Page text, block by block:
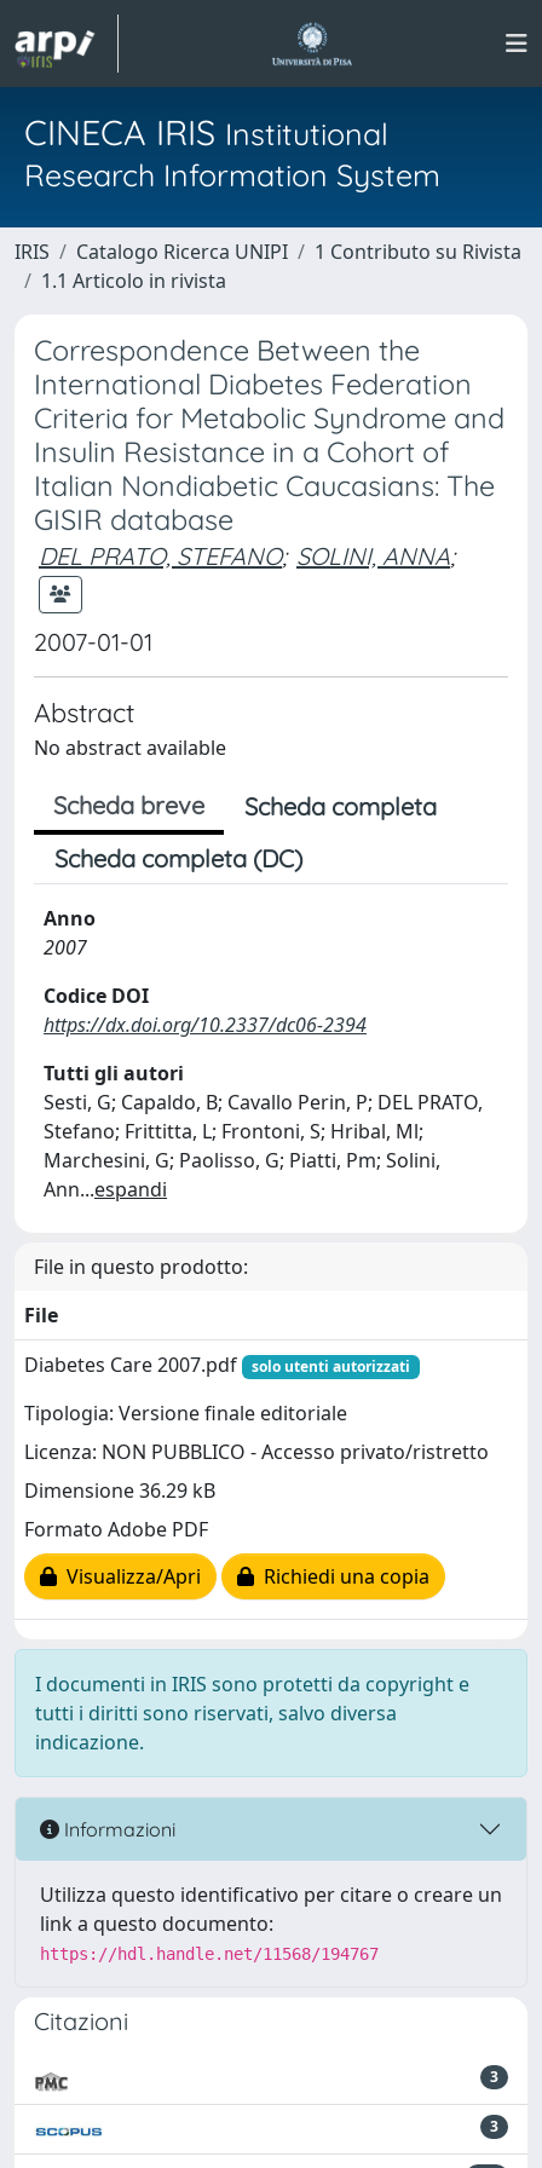
CINECA IRIS Institutional
Research Information System
IRIS Catalogo Ricerca UNIPI
1 Contributo su Rivista
1.1 Articolo in rivista
Correspondence Between the
International Diabetes Federation
Criteria for Metabolic Syndrome and
Insulin Resistance in a Cohort of
Italian Nondiabetic Caucasians: The
GISIR database
DEL PRATO, STEFANO; SOLINI, ANNA;
2007-01-01
Abstract
No abstract available
Scheda breve
Scheda completa
Scheda completa (DC)
Anno
2007
Codice DOI
https://dx.doi.org/10.2337/dc06-2394
Tutti gli autori
Sesti, G; Capaldo, B; Cavallo Perin, P; DEL PRATO,
Stefano; Frittitta, L; Frontoni, S; Hribal, Ml;
Marchesini, G; Paolisso, G; Piatti, Pm; Solini,
Ann...espandi
File in questo prodotto:
File
Diabetes Care 2007.pdf
solo utenti autorizzati
Tipologia: Versione finale editoriale
Licenza: NON PUBBLICO - Accesso privato/ristretto
Dimensione 36.29 kB
Formato Adobe PDF
Visualizza/Apri
Richiedi una copia
I documenti in IRIS sono protetti da copyright e
tutti i diritti sono riservati, salvo diversa
indicazione.
Informazioni
Utilizza questo identificativo per citare o creare un
link a questo documento:
https://hdl.handle.net/11568/194767
Citazioni
3
3